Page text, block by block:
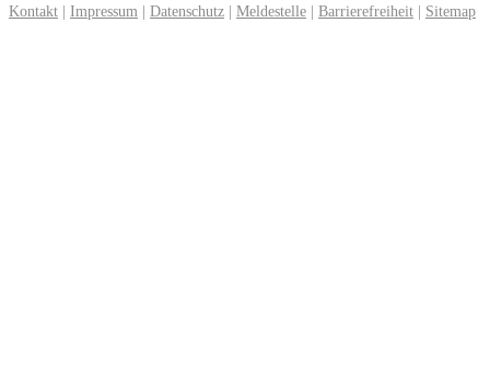
Kontakt | Impressum | Datenschutz | Meldestelle | Barrierefreiheit | Sitemap